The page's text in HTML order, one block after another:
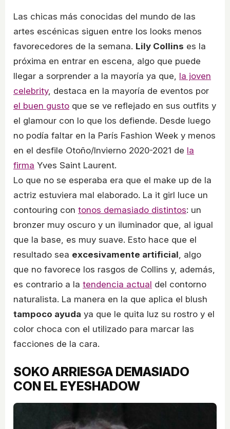
Las chicas más conocidas del mundo de las
artes escénicas siguen entre los looks menos
favorecedores de la semana. Lily Collins es la
próxima en entrar en escena, algo que puede
llegar a sorprender a la mayoría ya que, la joven
celebrity, destaca en la mayoría de eventos por
el buen gusto que se ve reflejado en sus outfits y
el glamour con lo que los defiende. Desde luego
no podía faltar en la París Fashion Week y menos
en el desfile Otoño/Invierno 2020-2021 de la
firma Yves Saint Laurent.
Lo que no se esperaba era que el make up de la
actriz estuviera mal elaborado. La it girl luce un
contouring con tonos demasiado distintos: un
bronzer muy oscuro y un iluminador que, al igual
que la base, es muy suave. Esto hace que el
resultado sea excesivamente artificial, algo
que no favorece los rasgos de Collins y, además,
es contrario a la tendencia actual del contorno
naturalista. La manera en la que aplica el blush
tampoco ayuda ya que le quita luz su rostro y el
color choca con el utilizado para marcar las
facciones de la cara.
SOKO ARRIESGA DEMASIADO
CON EL EYESHADOW